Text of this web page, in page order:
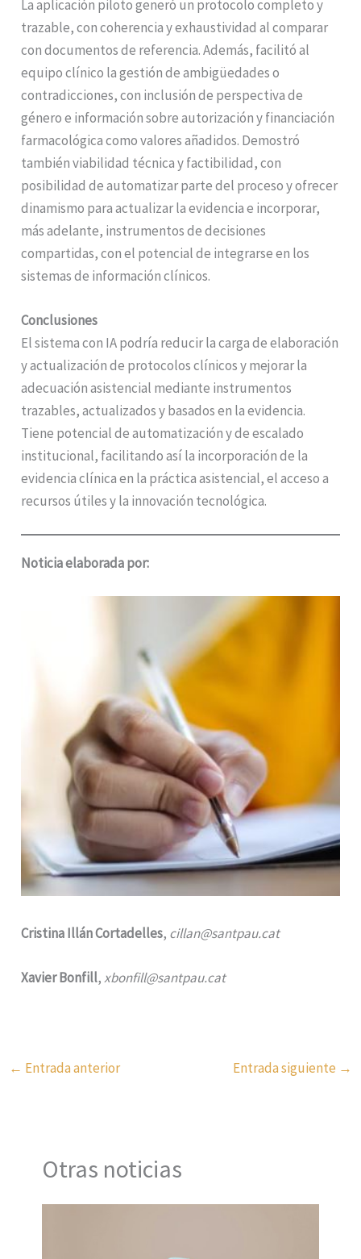
La aplicación piloto generó un protocolo completo y
trazable, con coherencia y exhaustividad al comparar
con documentos de referencia. Además, facilitó al
equipo clínico la gestión de ambigüedades o
contradicciones, con inclusión de perspectiva de
género e información sobre autorización y financiación
farmacológica como valores añadidos. Demostró
también viabilidad técnica y factibilidad, con
posibilidad de automatizar parte del proceso y ofrecer
dinamismo para actualizar la evidencia e incorporar,
más adelante, instrumentos de decisiones
compartidas, con el potencial de integrarse en los
sistemas de información clínicos.
Conclusiones
El sistema con IA podría reducir la carga de elaboración
y actualización de protocolos clínicos y mejorar la
adecuación asistencial mediante instrumentos
trazables, actualizados y basados en la evidencia.
Tiene potencial de automatización y de escalado
institucional, facilitando así la incorporación de la
evidencia clínica en la práctica asistencial, el acceso a
recursos útiles y la innovación tecnológica.
Noticia elaborada por:
Cristina Illán Cortadelles, cillan@santpau.cat
Xavier Bonfill,xbonfill@santpau.cat
← Entrada anterior Entrada siguiente →
Otras noticias